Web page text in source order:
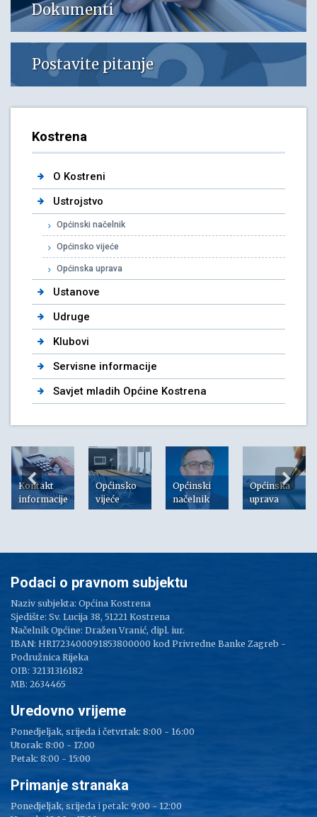
Dokumenti
Postavite pitanje
Kostrena
O Kostreni
Ustrojstvo
Općinski načelnik
Općinsko vijeće
Općinska uprava
Ustanove
Udruge
Klubovi
Servisne informacije
Savjet mladih Općine Kostrena
Kontakt
informacije
Općinsko
vijeće
Općinski
načelnik
Općinska
uprava
Podaci o pravnom subjektu
Naziv subjekta: Općina Kostrena
Sjedište: Sv. Lucija 38, 51221 Kostrena
Načelnik Općine: Dražen Vranić, dipl. iur.
IBAN: HR1723400091853800000 kod Privredne Banke Zagreb -
Podružnica Rijeka
OIB: 32131316182
MB: 2634465
Uredovno vrijeme
Ponedjeljak, srijeda i četvrtak: 8:00 - 16:00
Utorak: 8:00 - 17:00
Petak: 8:00 - 15:00
Primanje stranaka
Ponedjeljak, srijeda i petak: 9:00 - 12:00